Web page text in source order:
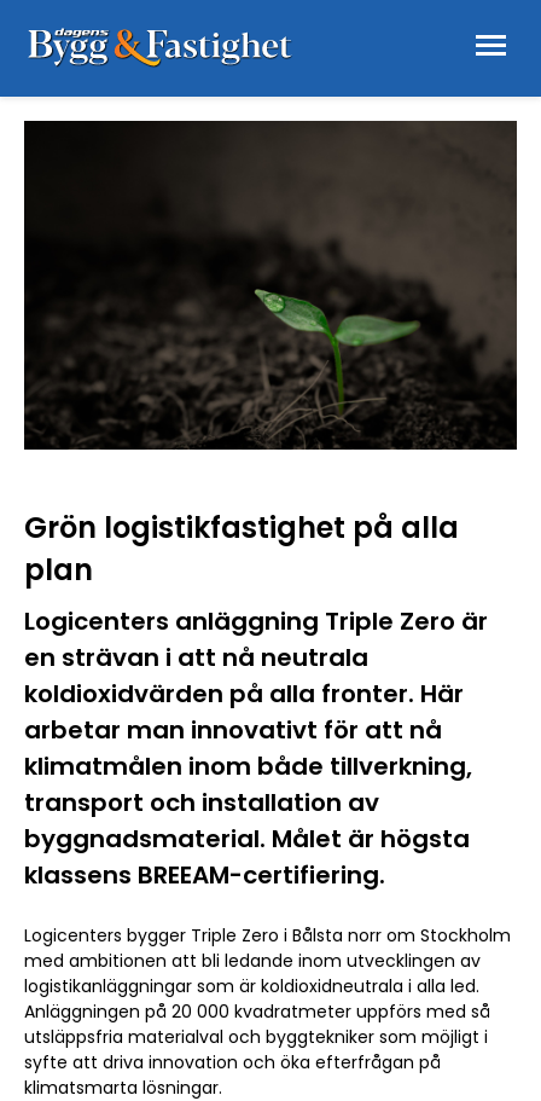
Grön logistikfastighet på alla
plan
Logicenters anläggning Triple Zero är
en strävan i att nå neutrala
koldioxidvärden på alla fronter. Här
arbetar man innovativt för att nå
klimatmålen inom både tillverkning,
transport och installation av
byggnadsmaterial. Målet är högsta
klassens BREEAM-certifiering.
Logicenters bygger Triple Zero i Bålsta norr om Stockholm
med ambitionen att bli ledande inom utvecklingen av
logistikanläggningar som är koldioxidneutrala i alla led.
Anläggningen på 20 000 kvadratmeter uppförs med så
utsläppsfria materialval och byggtekniker som möjligt i
syfte att driva innovation och öka efterfrågan på
klimatsmarta lösningar.